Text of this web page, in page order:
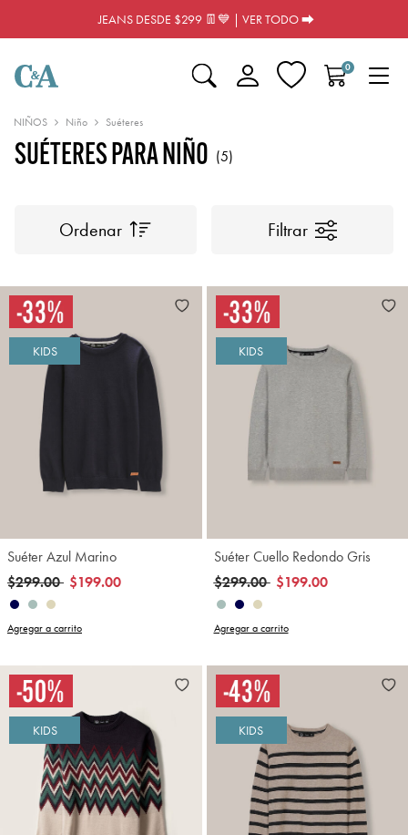
JEANS DESDE $299 👖💙 | VER TODO ⮕
0
NIÑOS Niño Suéteres
SUÉTERES PARA NIÑO (5)
Ordenar Filtrar
KIDS
Suéter Azul Marino
Precio reducido de
$299.00a$199.00
Agregar a carrito
KIDS
Suéter Cuello Redondo Gris
Precio reducido de
$299.00a$199.00
Agregar a carrito
KIDS KIDS